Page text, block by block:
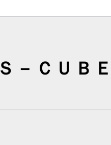
Ｓ－ＣＵＢ